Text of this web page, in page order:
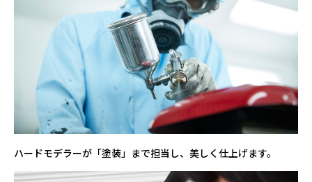
ハードモデラーが「塗装」まで担当し、美しく仕上げます。